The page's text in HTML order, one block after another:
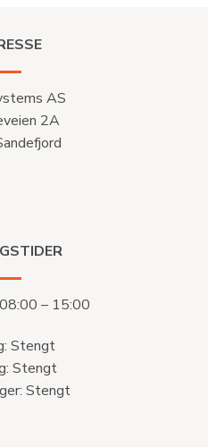
AS
2A
– 15:00
Stengt
Stengt
Stengt